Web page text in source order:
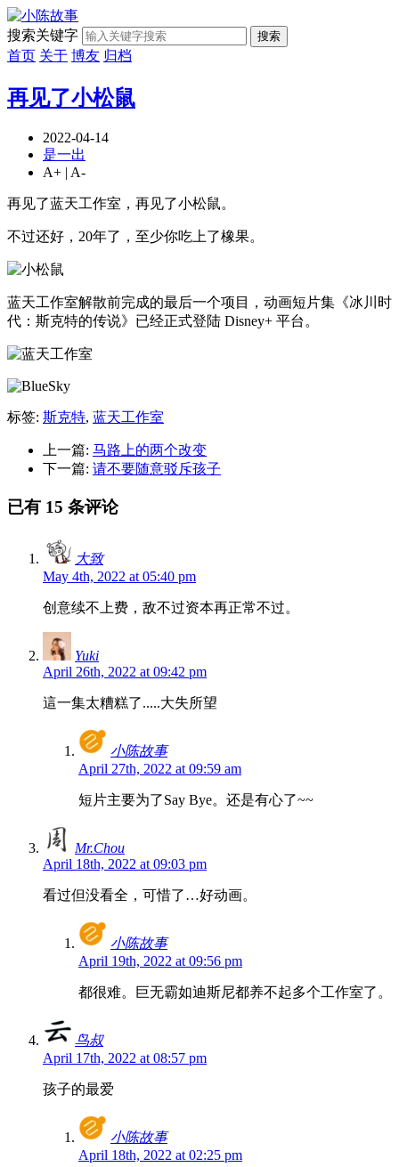
搜索关键字 搜索
首页 关于 博友 归档
再见了小松鼠
2022-04-14
是一出
A+ | A-
再见了蓝天工作室，再见了小松鼠。
不过还好，20年了，至少你吃上了橡果。
蓝天工作室解散前完成的最后一个项目，动画短片集《冰川时
代：斯克特的传说》已经正式登陆 Disney+ 平台。
标签: 斯克特, 蓝天工作室
上一篇: 马路上的两个改变
下一篇: 请不要随意驳斥孩子
已有 15 条评论
大致
May 4th, 2022 at 05:40 pm
创意续不上费，敌不过资本再正常不过。
Yuki
April 26th, 2022 at 09:42 pm
這一集太糟糕了.....大失所望
小陈故事
April 27th, 2022 at 09:59 am
短片主要为了Say Bye。还是有心了~~
Mr.Chou
April 18th, 2022 at 09:03 pm
看过但没看全，可惜了…好动画。
小陈故事
April 19th, 2022 at 09:56 pm
都很难。巨无霸如迪斯尼都养不起多个工作室了。
鸟叔
April 17th, 2022 at 08:57 pm
孩子的最爱
小陈故事
April 18th, 2022 at 02:25 pm